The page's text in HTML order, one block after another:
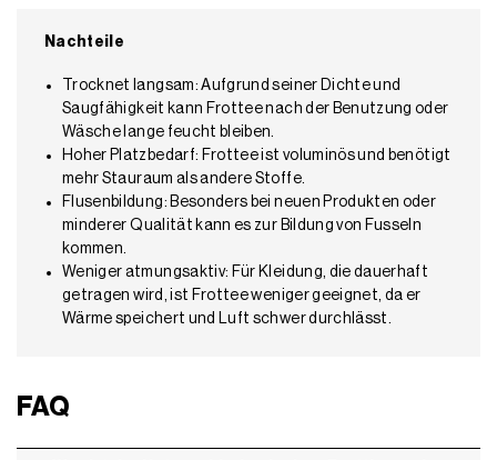
Nachteile
Trocknet langsam: Aufgrund seiner Dichte und
Saugfähigkeit kann Frottee nach der Benutzung oder
Wäsche lange feucht bleiben.
Hoher Platzbedarf: Frottee ist voluminös und benötigt
mehr Stauraum als andere Stoffe.
Flusenbildung: Besonders bei neuen Produkten oder
minderer Qualität kann es zur Bildung von Fusseln
kommen.
Weniger atmungsaktiv: Für Kleidung, die dauerhaft
getragen wird, ist Frottee weniger geeignet, da er
Wärme speichert und Luft schwer durchlässt.
FAQ